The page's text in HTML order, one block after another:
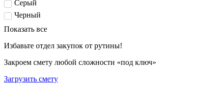
Серый
Черный
Показать все
Избавьте отдел закупок от рутины!
Закроем смету любой сложности «под ключ»
Загрузить смету